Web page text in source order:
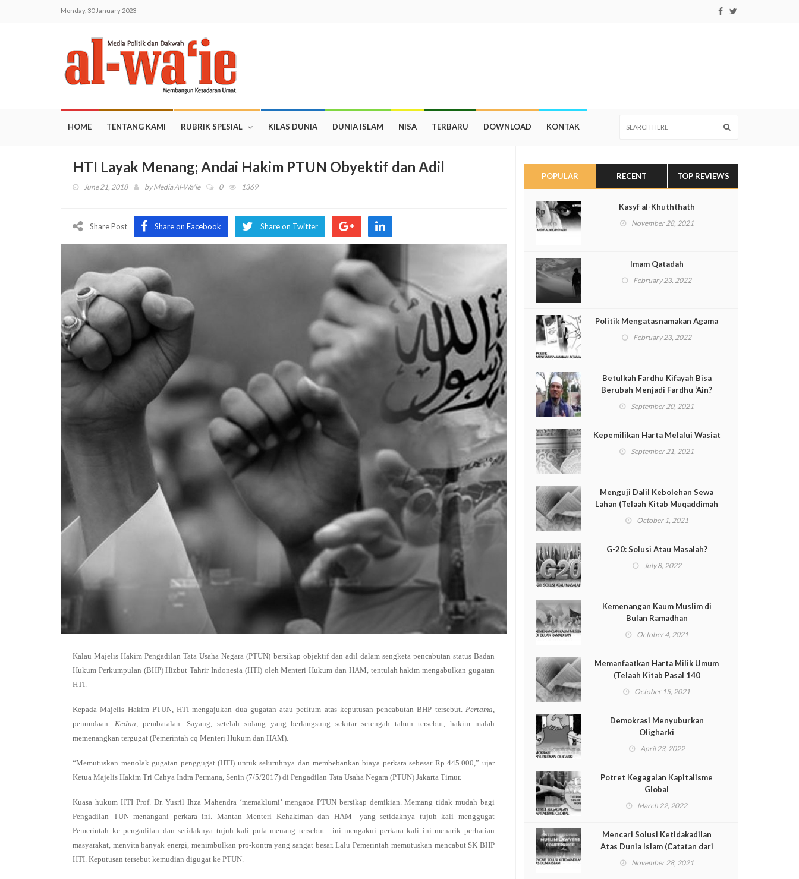
Monday, 30 January 2023
HOME TENTANG KAMI RUBRIK SPESIAL KILAS DUNIA DUNIA ISLAM NISA TERBARU DOWNLOAD KONTAK
HTI Layak Menang; Andai Hakim PTUN Obyektif dan Adil
June 21, 2018 byMedia Al-Wa'ie 0 1369
Share Post Share on Facebook Share on Twitter
Kalau Majelis Hakim Pengadilan Tata Usaha Negara (PTUN) bersikap objektif dan adil dalam sengketa pencabutan status Badan
Hukum Perkumpulan (BHP) Hizbut Tahrir Indonesia (HTI) oleh Menteri Hukum dan HAM, tentulah hakim mengabulkan gugatan
HTI.
Kepada Majelis Hakim PTUN, HTI mengajukan dua gugatan atau petitum atas keputusan pencabutan BHP tersebut. Pertama,
penundaan. Kedua, pembatalan. Sayang, setelah sidang yang berlangsung sekitar setengah tahun tersebut, hakim malah
memenangkan tergugat (Pemerintah cq Menteri Hukum dan HAM).
“Memutuskan menolak gugatan penggugat (HTI) untuk seluruhnya dan membebankan biaya perkara sebesar Rp 445.000,” ujar
Ketua Majelis Hakim Tri Cahya Indra Permana, Senin (7/5/2017) di Pengadilan Tata Usaha Negara (PTUN) Jakarta Timur.
Kuasa hukum HTI Prof. Dr. Yusril Ihza Mahendra ‘memaklumi’ mengapa PTUN bersikap demikian. Memang tidak mudah bagi
Pengadilan TUN menangani perkara ini. Mantan Menteri Kehakiman dan HAM—yang setidaknya tujuh kali menggugat
Pemerintah ke pengadilan dan setidaknya tujuh kali pula menang tersebut—ini mengakui perkara kali ini menarik perhatian
masyarakat, menyita banyak energi, menimbulkan pro-kontra yang sangat besar. Lalu Pemerintah memutuskan mencabut SK BHP
HTI. Keputusan tersebut kemudian digugat ke PTUN.
POPULAR RECENT TOP REVIEWS
Kasyf al-Khuththath
November 28, 2021
Imam Qatadah
February 23, 2022
Politik Mengatasnamakan Agama
February 23, 2022
Betulkah Fardhu Kifayah Bisa
Berubah Menjadi Fardhu ‘Ain?
September 20, 2021
Kepemilikan Harta Melalui Wasiat
September 21, 2021
Menguji Dalil Kebolehan Sewa
Lahan (Telaah Kitab Muqaddimah
ad-Dustur Pasal 135-Lanjutan)
October 1, 2021
G-20: Solusi Atau Masalah?
July 8, 2022
Kemenangan Kaum Muslim di
Bulan Ramadhan
October 4, 2021
Memanfaatkan Harta Milik Umum
(Telaah Kitab Pasal 140
Muqaddimah al-Dustur)
October 15, 2021
Demokrasi Menyuburkan
Oligharki
April 23, 2022
Potret Kegagalan Kapitalisme
Global
March 22, 2022
Mencari Solusi Ketidakadilan
Atas Dunia Islam (Catatan dari
International Muslim Lawyer
November 28, 2021